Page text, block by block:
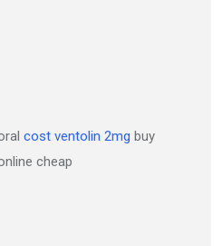
cost ventolin 2mg buy
cheap